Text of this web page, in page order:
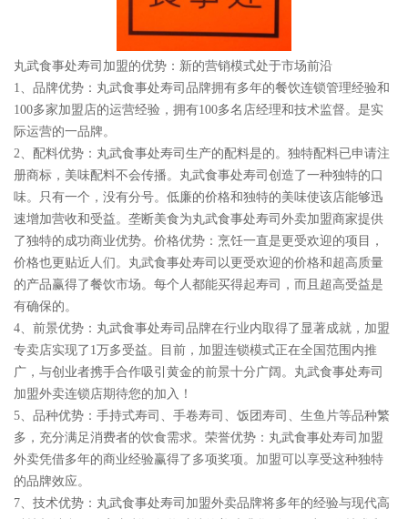
丸武食事处寿司加盟的优势：新的营销模式处于市场前沿
1、品牌优势：丸武食事处寿司品牌拥有多年的餐饮连锁管理经验和
100多家加盟店的运营经验，拥有100多名店经理和技术监督。是实
际运营的一品牌。
2、配料优势：丸武食事处寿司生产的配料是的。独特配料已申请注
册商标，美味配料不会传播。丸武食事处寿司创造了一种独特的口
味。只有一个，没有分号。低廉的价格和独特的美味使该店能够迅
速增加营收和受益。垄断美食为丸武食事处寿司外卖加盟商家提供
了独特的成功商业优势。价格优势：烹饪一直是更受欢迎的项目，
价格也更贴近人们。丸武食事处寿司以更受欢迎的价格和超高质量
的产品赢得了餐饮市场。每个人都能买得起寿司，而且超高受益是
有确保的。
4、前景优势：丸武食事处寿司品牌在行业内取得了显著成就，加盟
专卖店实现了1万多受益。目前，加盟连锁模式正在全国范围内推
广，与创业者携手合作吸引黄金的前景十分广阔。丸武食事处寿司
加盟外卖连锁店期待您的加入！
5、品种优势：手持式寿司、手卷寿司、饭团寿司、生鱼片等品种繁
多，充分满足消费者的饮食需求。荣誉优势：丸武食事处寿司加盟
外卖凭借多年的商业经验赢得了多项奖项。加盟可以享受这种独特
的品牌效应。
7、技术优势：丸武食事处寿司加盟外卖品牌将多年的经验与现代高